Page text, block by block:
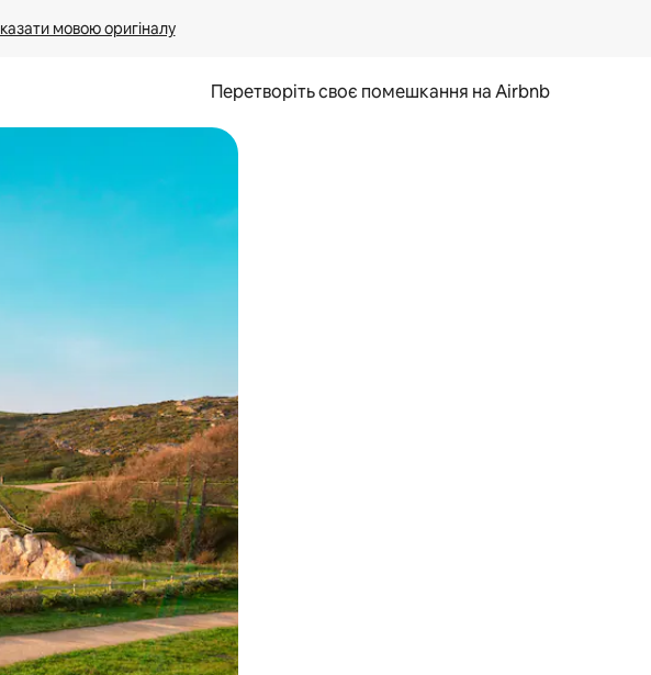
мовою оригіналу
Перетворіть своє помешкання на Airbnb
та вниз або жести дотику та гортання.